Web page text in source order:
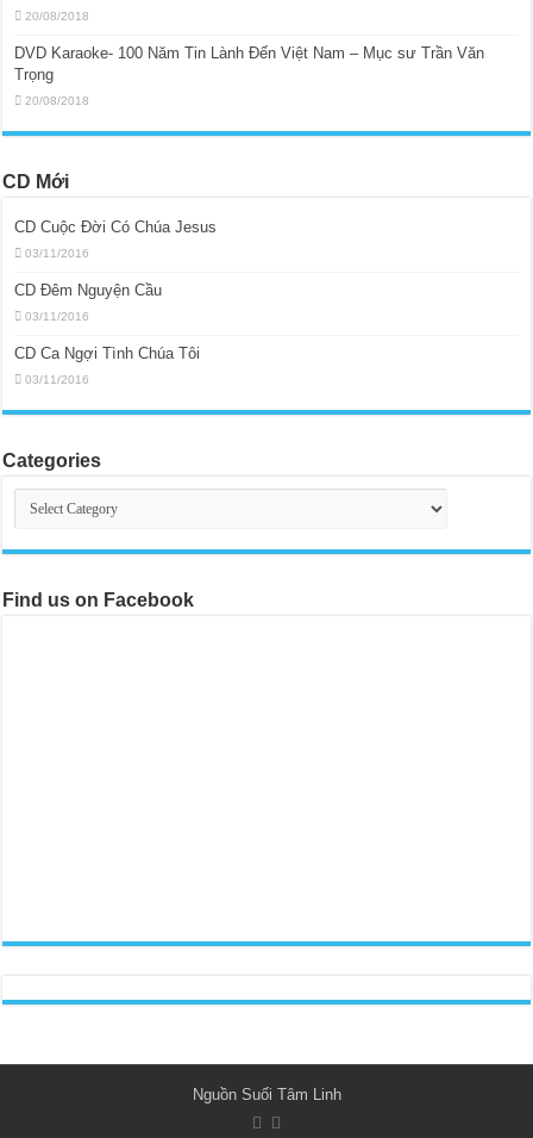
20/08/2018
DVD Karaoke- 100 Năm Tin Lành Đến Việt Nam – Mục sư Trần Văn
Trọng
20/08/2018
CD Mới
CD Cuộc Đời Có Chúa Jesus
03/11/2016
CD Đêm Nguyện Cầu
03/11/2016
CD Ca Ngợi Tình Chúa Tôi
03/11/2016
Categories
Categories
Find us on Facebook
Nguồn Suối Tâm Linh